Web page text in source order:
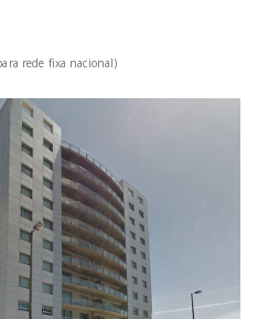
rede fixa nacional)